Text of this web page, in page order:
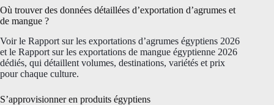
Où trouver des données détaillées d’exportation d’agrumes et
de mangue ?
Voir le Rapport sur les exportations d’agrumes égyptiens 2026
et le Rapport sur les exportations de mangue égyptienne 2026
dédiés, qui détaillent volumes, destinations, variétés et prix
pour chaque culture.
S’approvisionner en produits égyptiens